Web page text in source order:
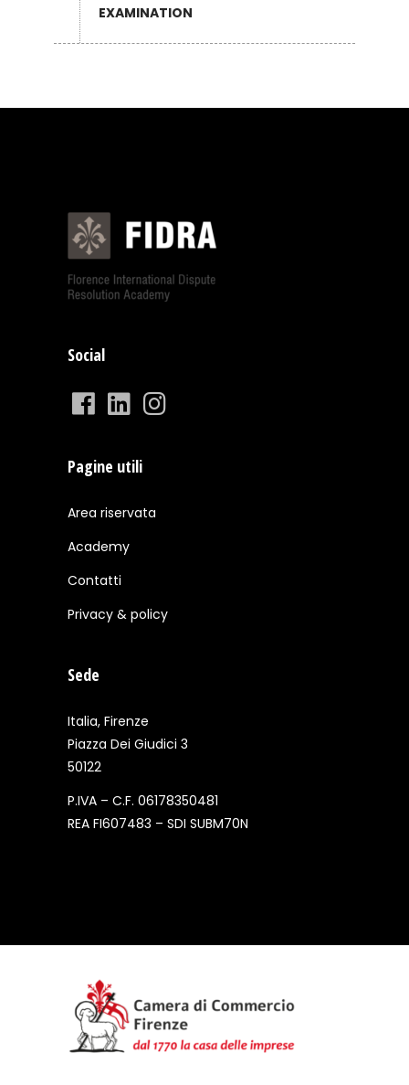
EXAMINATION
Social
Pagine utili
Area riservata
Academy
Contatti
Privacy & policy
Sede
Italia, Firenze
Piazza Dei Giudici 3
50122
P.IVA – C.F. 06178350481
REA FI607483 – SDI SUBM70N